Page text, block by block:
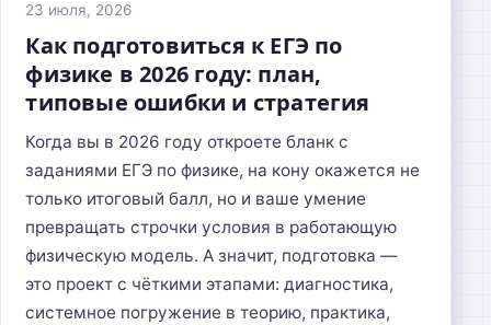
23 июля, 2026
Как подготовиться к ЕГЭ по
физике в 2026 году: план,
типовые ошибки и стратегия
Когда вы в 2026 году откроете бланк с
заданиями ЕГЭ по физике, на кону окажется не
только итоговый балл, но и ваше умение
превращать строчки условия в работающую
физическую модель. А значит, подготовка —
это проект с чёткими этапами: диагностика,
системное погружение в теорию, практика,